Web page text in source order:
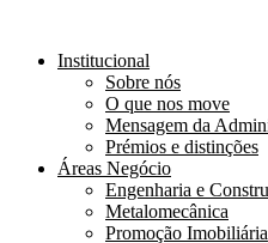
Institucional
Sobre nós
O que nos move
Mensagem da
Prémios e distinções
Áreas Negócio
Engenharia e
Metalomecânica
Promoção Imobiliária